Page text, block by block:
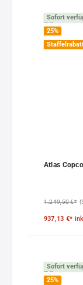
Sofort
25%
Atlas
1.249,50 €*
937,13 €*
Sofort
25%